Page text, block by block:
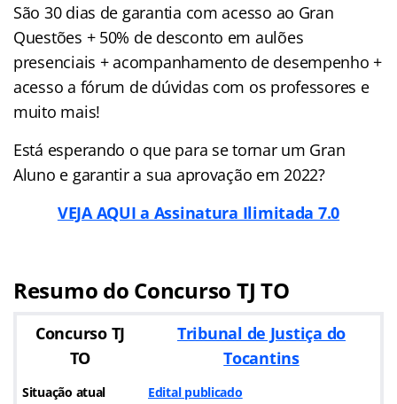
São 30 dias de garantia com acesso ao Gran
Questões + 50% de desconto em aulões
presenciais + acompanhamento de desempenho +
acesso a fórum de dúvidas com os professores e
muito mais!
Está esperando o que para se tornar um Gran
Aluno e garantir a sua aprovação em 2022?
VEJA AQUI a Assinatura Ilimitada 7.0
Resumo do Concurso TJ TO
Concurso TJ
TO
Tribunal de Justiça do
Tocantins
Situação atual Edital publicado